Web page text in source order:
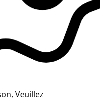
Veuillez